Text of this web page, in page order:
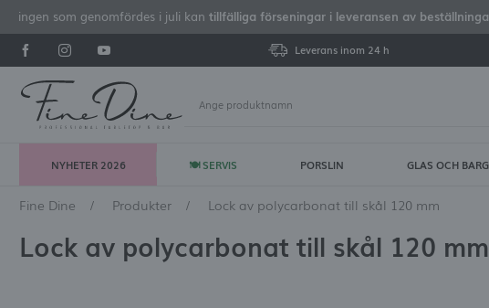
som genomfördes i juli kan tillfälliga förseningar i leveransen av
Leverans inom 24 h
Logga in
NYHETER 2026 🍽 SERVIS PORSLIN GLAS OCH
Fine Dine Produkter Lock av polycarbonat till skål 120 mm
Lock av polycarbonat till skål 120 mm